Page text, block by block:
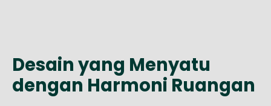
Desain yang Menyatu
dengan Harmoni Ruangan